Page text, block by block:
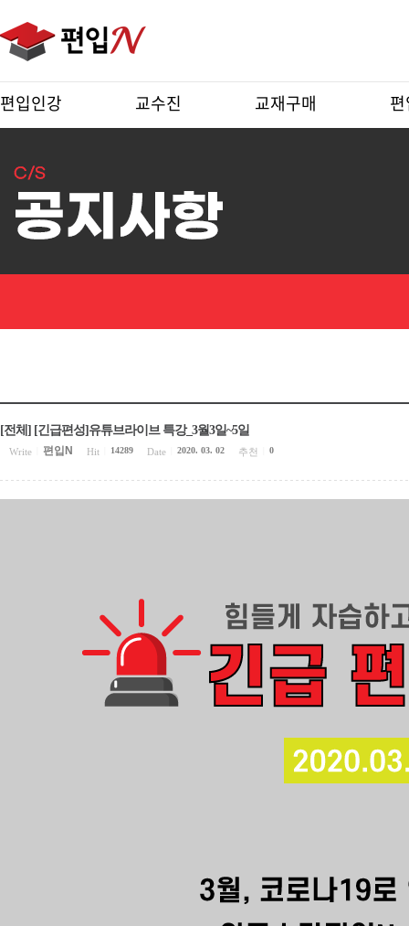
편입인강 교수진 교재구매
[전체] [긴급편성]유튜브라이브 특강_3월3일~5일
Write 편입N Hit 14289 Date 2020. 03. 02 추천 0